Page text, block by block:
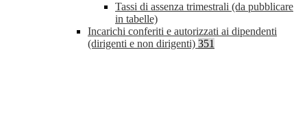
Tassi di assenza trimestrali (da pubblicare
in tabelle)
Incarichi conferiti e autorizzati ai dipendenti
(dirigenti e non dirigenti) 351